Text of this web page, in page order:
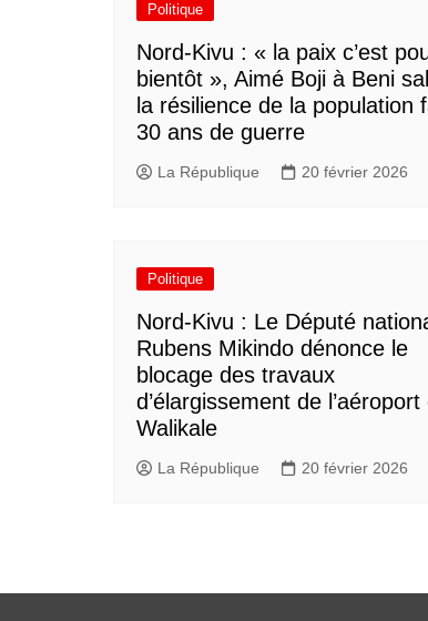
Politique
Nord-Kivu : « la paix c’est
bientôt », Aimé Boji à Beni
la résilience de la population
30 ans de guerre
La République 20 février 2026
Politique
Nord-Kivu : Le Député
Rubens Mikindo dénonce le
blocage des travaux
d’élargissement de l’aéroport
Walikale
La République 20 février 2026